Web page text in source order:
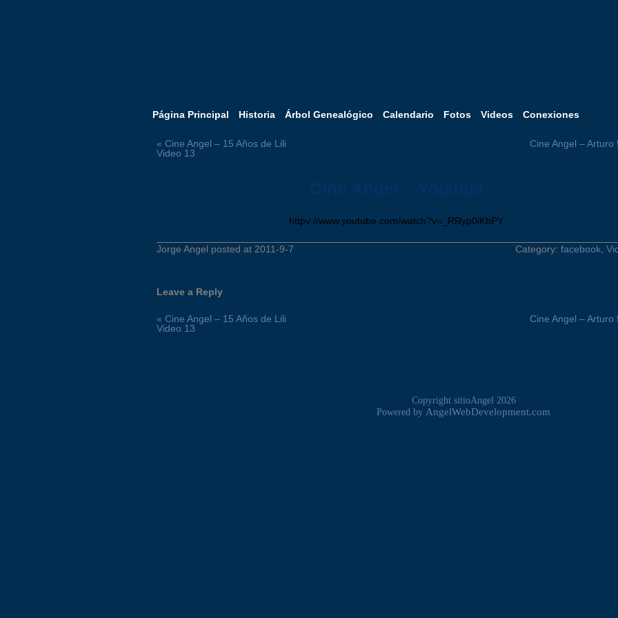
Página Principal Historia Árbol Genealógico Calendario Fotos Videos Conexiones
« Cine Angel – 15 Años de Lili
Video 13
Cine Angel – Arturo
httpv://www.youtube.com/watch?v=_RRyp0iKbPY
Jorge Angel posted at 2011-9-7 Category: facebook
Leave a Reply
« Cine Angel – 15 Años de Lili
Video 13
Cine Angel – Arturo
Copyright sitioAngel 2026
Powered by AngelWebDevelopment.com